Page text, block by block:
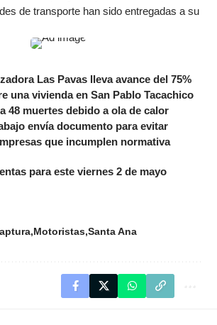
de transporte han sido entregadas a su
Las Pavas lleva avance del 75%
una vivienda en San Pablo Tacachico
48 muertes debido a ola de calor
envía documento para evitar
que incumplen normativa
para este viernes 2 de mayo
Motoristas Santa Ana